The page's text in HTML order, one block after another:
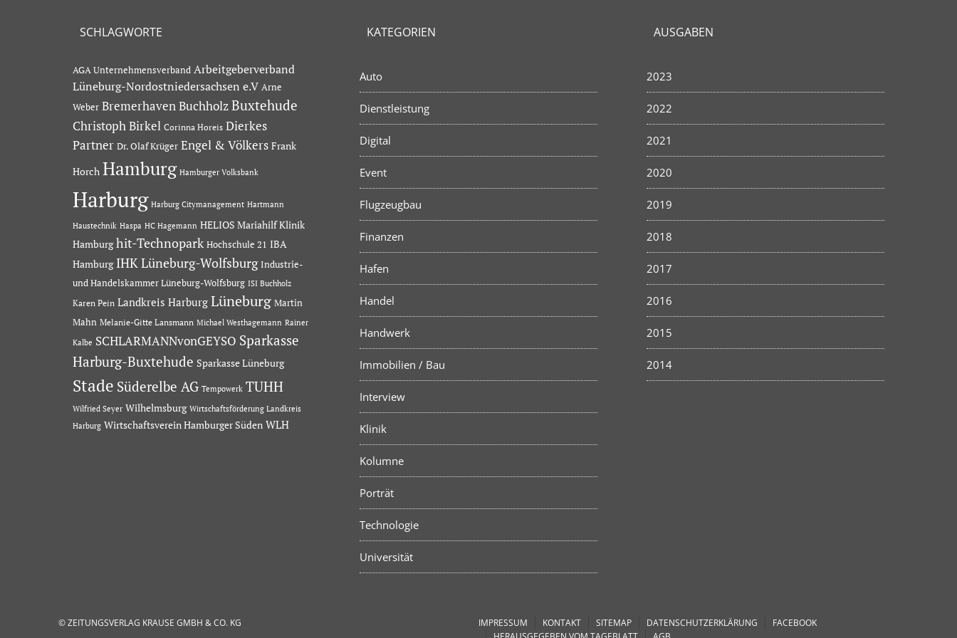
SCHLAGWORTE
AGA Unternehmensverband Arbeitgeberverband
Lüneburg-Nordostniedersachsen e.V Arne
Weber BremerhavenBuchholzBuxtehude
Christoph Birkel Corinna Horeis Dierkes
Partner Dr. Olaf Krüger Engel & Völkers Frank
Horch Hamburg Hamburger Volksbank
Harburg Harburg Citymanagement Hartmann
Haustechnik Haspa HC Hagemann HELIOS Mariahilf Klinik
Hamburg hit-Technopark Hochschule 21 IBA
Hamburg IHK Lüneburg-Wolfsburg Industrie-
und Handelskammer Lüneburg-Wolfsburg ISI Buchholz
Karen Pein Landkreis Harburg Lüneburg Martin
Mahn Melanie-Gitte Lansmann Michael Westhagemann Rainer
Kalbe SCHLARMANNvonGEYSO Sparkasse
Harburg-Buxtehude Sparkasse Lüneburg
Stade Süderelbe AG Tempowerk TUHH
Wilfried Seyer Wilhelmsburg Wirtschaftsförderung Landkreis
Harburg Wirtschaftsverein Hamburger Süden WLH
KATEGORIEN
Auto
Dienstleistung
Digital
Event
Flugzeugbau
Finanzen
Hafen
Handel
Handwerk
Immobilien / Bau
Interview
Klinik
Kolumne
Porträt
Technologie
Universität
AUSGABEN
2023
2022
2021
2020
2019
2018
2017
2016
2015
2014
IMPRESSUM KONTAKT SITEMAP DATENSCHUTZERKLÄRUNG
FACEBOOK
© ZEITUNGSVERLAG KRAUSE GMBH & CO. KG